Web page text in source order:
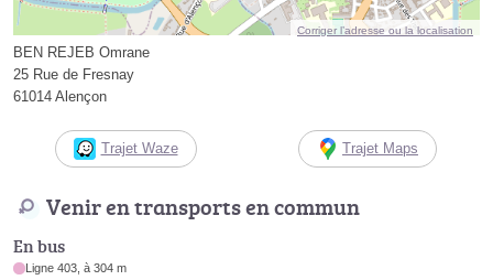
Corriger l’adresse ou la localisation
BEN REJEB Omrane
25 Rue de Fresnay
61014 Alençon
Trajet Waze Trajet Maps
Venir en transports en commun
En bus
Ligne 403, à 304 m